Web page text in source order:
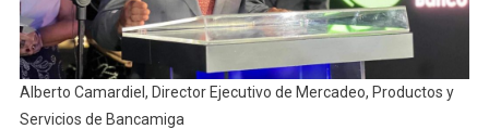
Alberto Camardiel, Director Ejecutivo de Mercadeo, Productos y
Servicios de Bancamiga